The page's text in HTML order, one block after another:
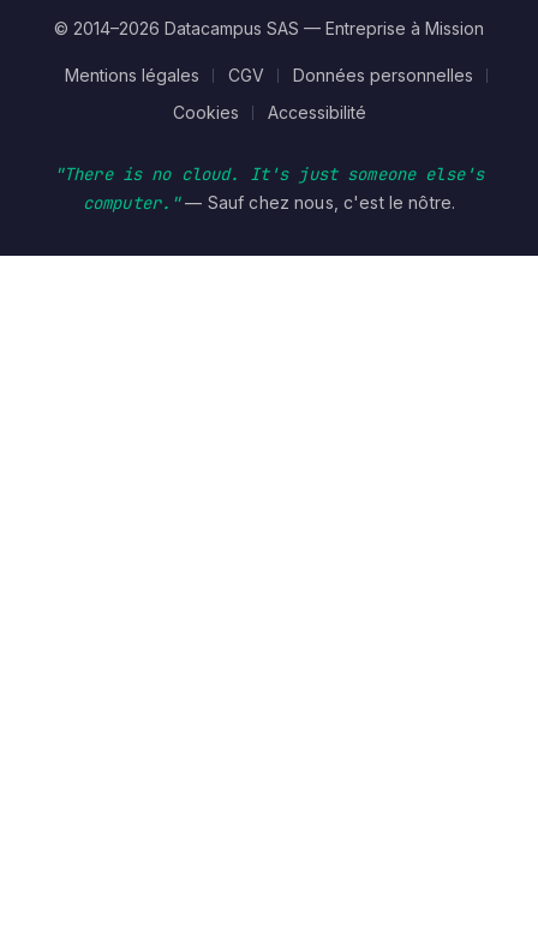
© 2014–2026 Datacampus SAS — Entreprise à Mission
Mentions légales CGV
Données personnelles
Cookies
Accessibilité
"There is no cloud. It's just someone else's
computer."— Sauf chez nous, c'est le nôtre.